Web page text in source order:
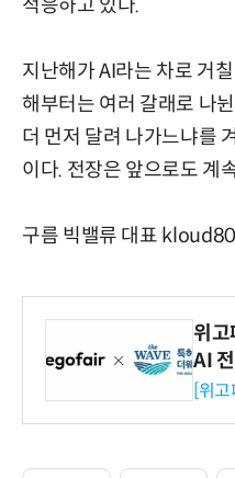
적응하고 있다.
지난해가 AI라는 차로 거
해부터는 여러 갈래로 나
더 먼저 달려 나가느냐를
이다. 전장은 앞으로도 계
구름 빅밸류 대표
위
AI
시엄
[위